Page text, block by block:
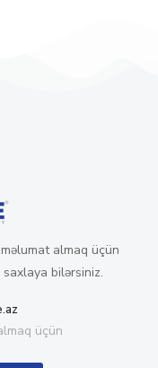
almaq üçün
saxlaya bilərsiniz.
üçün